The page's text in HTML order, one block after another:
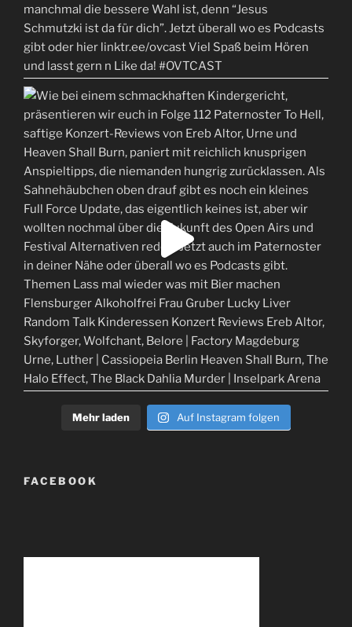
Mehr laden Auf Instagram folgen
FACEBOOK